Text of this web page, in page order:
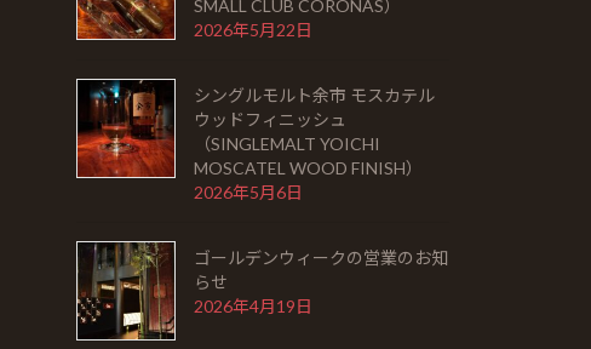
SMALL CLUB CORONAS）
2026年5月22日
シングルモルト余市 モスカテル
ウッドフィニッシュ
（SINGLEMALT YOICHI
MOSCATEL WOOD FINISH）
2026年5月6日
ゴールデンウィークの営業のお知
らせ
2026年4月19日